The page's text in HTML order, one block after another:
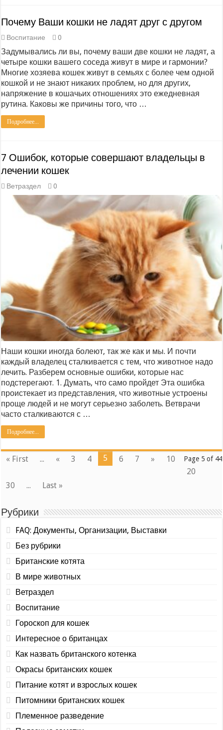
Почему Ваши кошки не ладят друг с другом
Воспитание 0
Задумывались ли вы, почему ваши две кошки не ладят, а
четыре кошки вашего соседа живут в мире и гармонии?
Многие хозяева кошек живут в семьях с более чем одной
кошкой и не знают никаких проблем, но для других,
напряжение в кошачьих отношениях это ежедневная
рутина. Каковы же причины того, что …
Подробнее...
7 Ошибок, которые совершают владельцы в
лечении кошек
Ветраздел 0
Наши кошки иногда болеют, так же как и мы. И почти
каждый владелец сталкивается с тем, что животное надо
лечить. Разберем основные ошибки, которые нас
подстерегают. 1. Думать, что само пройдет Эта ошибка
проистекает из представления, что животные устроены
проще людей и не могут серьезно заболеть. Ветврачи
часто сталкиваются с …
Подробнее...
Page 5 of 44
« First ... « 3 4 5 6 7 »
10
20
30
... Last »
Рубрики
FAQ: Документы, Организации, Выставки
Без рубрики
Британские котята
В мире животных
Ветраздел
Воспитание
Гороскоп для кошек
Интересное о британцах
Как назвать британского котенка
Окрасы британских кошек
Питание котят и взрослых кошек
Питомники британских кошек
Племенное разведение